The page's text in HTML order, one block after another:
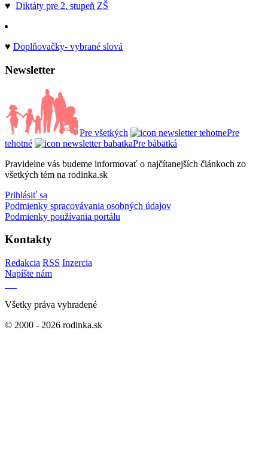
♥ Diktáty pre 2. stupeň ZŠ
♥ Doplňovačky- vybrané slová
Newsletter
Pre všetkých
Pre
tehotné
Pre bábätká
Pravidelne vás budeme informovať o najčítanejších článkoch zo
všetkých tém na rodinka.sk
Prihlásiť sa
Podmienky spracovávania osobných údajov
Podmienky používania portálu
Kontakty
Redakcia RSS Inzercia
Napíšte nám
Všetky práva vyhradené
© 2000 - 2026 rodinka.sk